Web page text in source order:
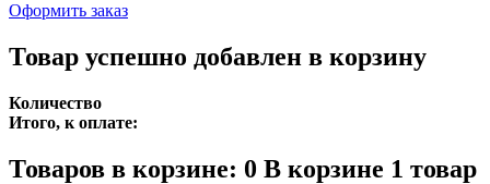
Оформить заказ
Товар успешно добавлен в корзину
Количество
Итого, к оплате:
Товаров в корзине: 0 В корзине 1 товар